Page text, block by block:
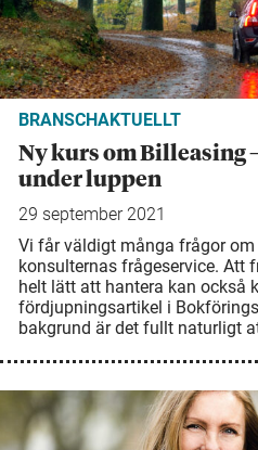
BRANSCHAKTUELLT
Ny kurs om Billeasing
under luppen
29 september 2021
Vi får väldigt många frågor
konsulternas frågeservice. Att
helt lätt att hantera kan också
fördjupningsartikel i
bakgrund är det fullt naturligt